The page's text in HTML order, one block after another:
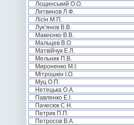
Лєщинський О.О.
Литвинов Л.Ф.
Лісін М.П.
Лук’янов В.В.
Макеєнко В.В.
Мальцев В.О.
Матвійчук Е.Л.
Мельник П.В.
Мироненко М.І.
Мітрошкін І.О.
Муц О.П.
Нетецька О.А.
Павленко Е.І.
Пачесюк С.Н.
Петрик П.П.
Петросов В.А.